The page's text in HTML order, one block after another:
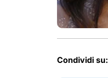
Condividi su: